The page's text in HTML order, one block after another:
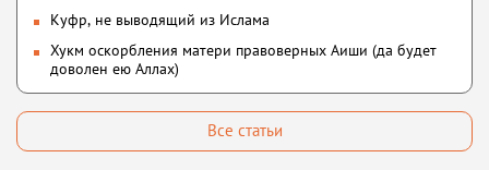
Куфр, не выводящий из Ислама
Хукм оскорбления матери правоверных Аиши (да будет
доволен ею Аллах)
Все статьи